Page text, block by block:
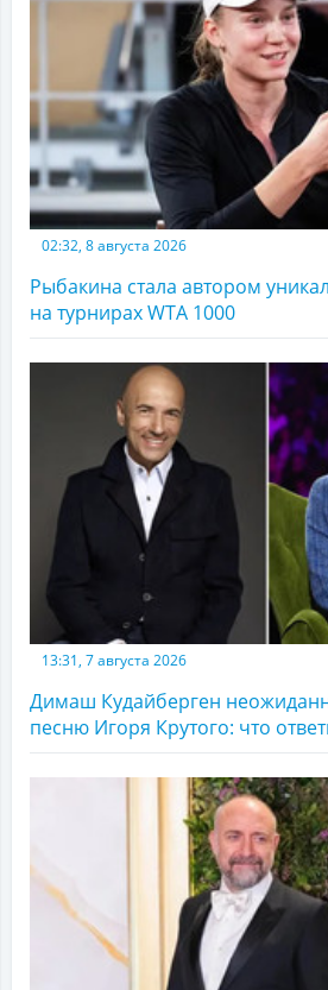
02:32, 8 августа 2026
Рыбакина стала автором
на турнирах WTA 1000
13:31, 7 августа 2026
Димаш Кудайберген
песню Игоря Крутого: что